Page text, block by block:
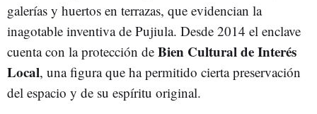
galerías y huertos en terrazas, que evidencian la
inagotable inventiva de Pujiula. Desde 2014 el enclave
cuenta con la protección de Bien Cultural de Interés
Local, una figura que ha permitido cierta preservación
del espacio y de su espíritu original.